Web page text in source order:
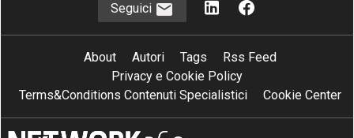
Seguici
About Autori Tags
Rss Feed
Privacy e Cookie Policy
Terms&Conditions Contenuti Specialistici
Cookie Center